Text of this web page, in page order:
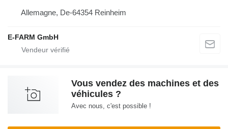
Allemagne, De-64354 Reinheim
E-FARM GmbH
Vous vendez des machines et des
véhicules ?
Avec nous, c'est possible !